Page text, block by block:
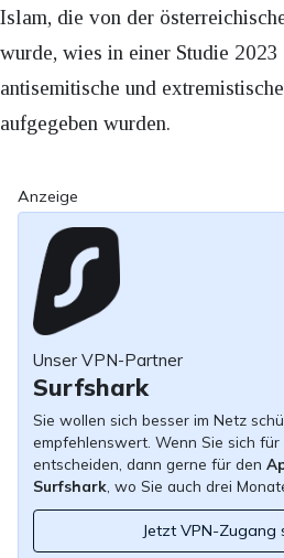
Islam, die von der
wurde, wies in einer Studie 2023
antisemitische und
aufgegeben wurden.
Anzeige
Unser VPN-Partner
Surfshark
Sie wollen sich besser im Netz
empfehlenswert. Wenn Sie sich
entscheiden, dann gerne für den
Surfshark, wo Sie auch drei
Jetzt VPN-Zugang